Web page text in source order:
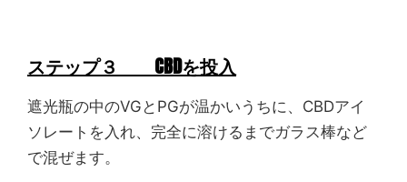
ステップ３ CBDを投入
遮光瓶の中のVGとPGが温かいうちに、CBDアイ
ソレートを入れ、完全に溶けるまでガラス棒など
で混ぜます。